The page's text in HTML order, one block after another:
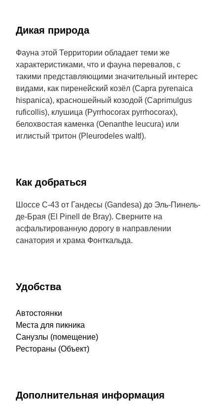
Дикая природа
Фауна этой Территории обладает теми же
характеристиками, что и фауна перевалов, с
такими представляющими значительный интерес
видами, как пиренейский козёл (Capra pyrenaica
hispanica), красношейный козодой (Caprimulgus
ruficollis), клушица (Pyrrhocorax pyrrhocorax),
белохвостая каменка (Oenanthe leucura) или
иглистый тритон (Pleurodeles waltl).
Как добраться
Шоссе C-43 от Гандесы (Gandesa) до Эль-Пинель-
де-Брая (El Pinell de Bray). Сверните на
асфальтированную дорогу в направлении
санатория и храма Фонткальда.
Удобства
Автостоянки
Места для пикника
Санузлы (помещение)
Рестораны (Объект)
Дополнительная информация